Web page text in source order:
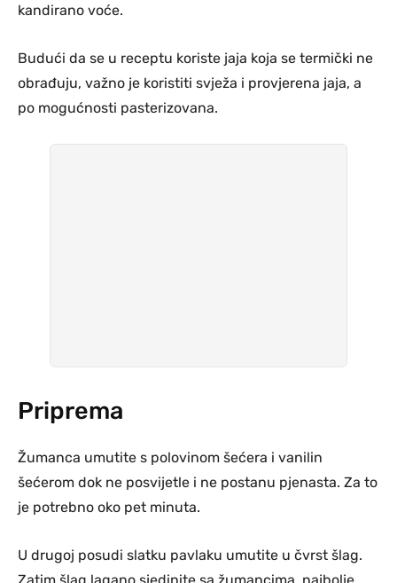
kandirano voće.
Budući da se u receptu koriste jaja koja se termički ne
obrađuju, važno je koristiti svježa i provjerena jaja, a
po mogućnosti pasterizovana.
Priprema
Žumanca umutite s polovinom šećera i vanilin
šećerom dok ne posvijetle i ne postanu pjenasta. Za to
je potrebno oko pet minuta.
U drugoj posudi slatku pavlaku umutite u čvrst šlag.